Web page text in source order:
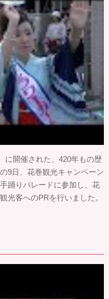
に開催された、420年もの歴
9日、花巻観光キャンペーン
踊りパレードに参加し、花
光客へのPRを行いました。